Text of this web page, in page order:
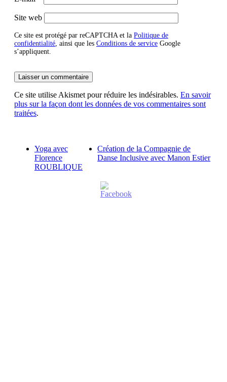
Site web
Ce site est protégé par reCAPTCHA et la Politique de
confidentialité , ainsi que les Conditions de service Google
s’appliquent.
Ce site utilise Akismet pour réduire les indésirables. En savoir
plus sur la façon dont les données de vos commentaires sont
traitées.
Yoga avec
Florence
ROUBLIQUE
Création de la Compagnie de
Danse Inclusive avec Manon Estier